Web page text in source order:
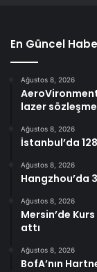
En Güncel
Ağustos 8, 2026
lazer
Ağustos 8, 2026
İstanbul’da
Ağustos 8, 2026
Hangzhou’da
Ağustos 8, 2026
Mersin’de
attı
Ağustos 8, 2026
BofA’nın